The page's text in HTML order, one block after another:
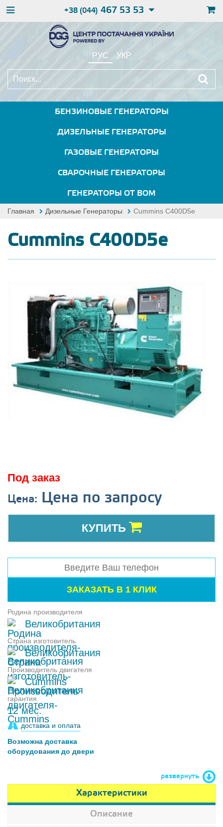
+38 (044) 467 53 53
РУС УКР
БЕНЗИНОВЫЕ ГЕНЕРАТОРЫ
ДИЗЕЛЬНЫЕ ГЕНЕРАТОРЫ
ГАЗОВЫЕ ГЕНЕРАТОРЫ
СВАРОЧНЫЕ ГЕНЕРАТОРЫ
ГЕНЕРАТОРЫ ОТ ВОМ
Главная Дизельные Генераторы Cummins C400D5e
Cummins C400D5e
Под заказ
Цена: Цена по запросу
КУПИТЬ
Родина производителя
Великобритания
Страна изготовитель
Великобритания
Производитель двигателя
Cummins
гарантия
12 мес.
доставка и оплата
Возможна доставка
оборудования до двери
развернуть
Характеристики
Описание